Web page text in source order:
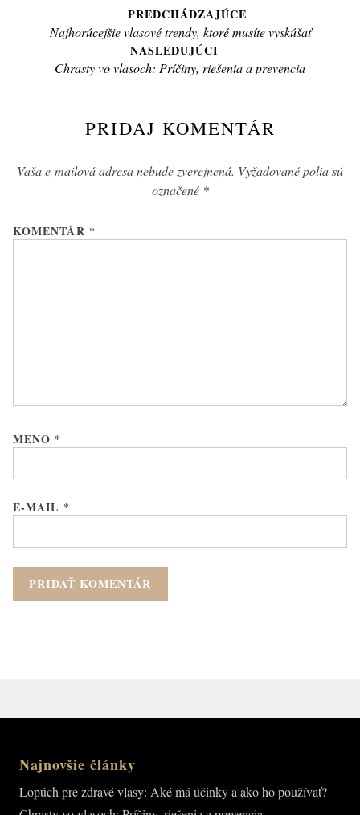
článku
PREDCHÁDZAJÚCE
Previous
Najhorúcejšie vlasové trendy, ktoré musíte vyskúšať
NASLEDUJÚCI
Next
Chrasty vo vlasoch: Príčiny, riešenia a prevencia
PRIDAJ KOMENTÁR
Vaša e-mailová adresa nebude zverejnená. Vyžadované polia sú
označené *
KOMENTÁR *
MENO *
E-MAIL *
Najnovšie články
Lopúch pre zdravé vlasy: Aké má účinky a ako ho používať?